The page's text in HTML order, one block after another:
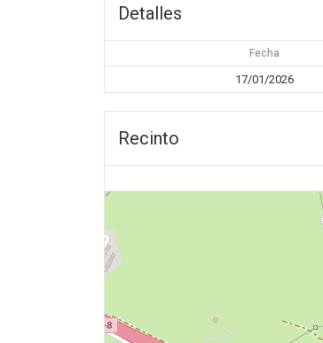
Detalles
Fecha
17/01/2026
Recinto